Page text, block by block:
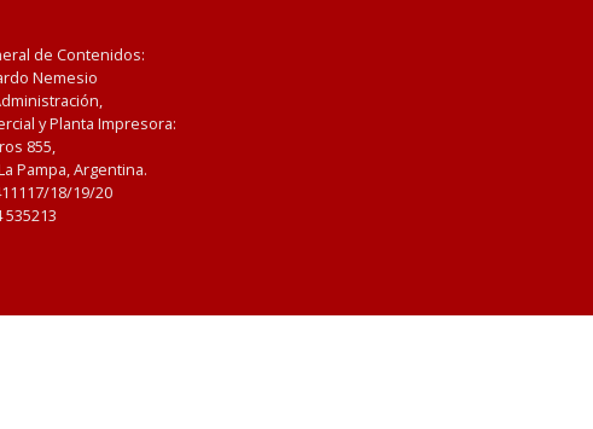
de Contenidos:
Nemesio
y Planta Impresora:
855,
Pampa, Argentina.
18/19/20
535213